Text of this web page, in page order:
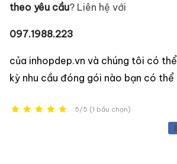
theo yêu cầu? Liên hệ với
097.1988.223
của inhopdep.vn và chúng tôi có
kỳ nhu cầu đóng gói nào bạn có thể
5/5 (1 bầu chọn)